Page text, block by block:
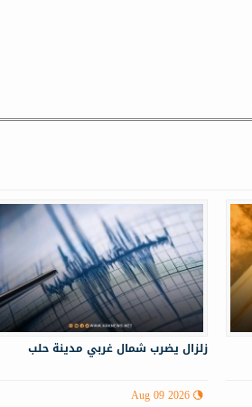
زلزال يضرب شمال غربي ‏مدينة حلب
Aug 09 2026